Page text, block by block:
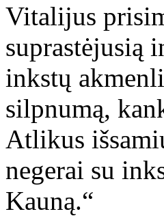
Vitalijus
suprastėjusią
inkstų
silpnumą,
Atlikus
negerai su
Kauną.“